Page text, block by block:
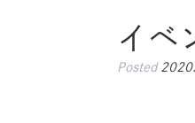
イベ
Posted